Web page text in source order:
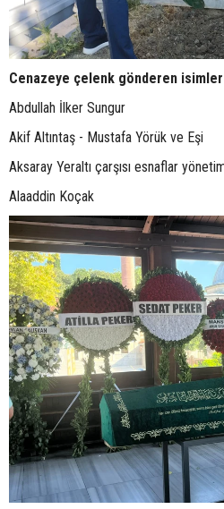
Cenazeye çelenk gönderen
Abdullah İlker Sungur
Akif Altıntaş - Mustafa Yörük ve Eşi
Aksaray Yeraltı çarşısı esnaflar
Alaaddin Koçak